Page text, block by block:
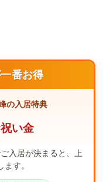
番お得
の入居特典
い金
入居が決まると、上
す。